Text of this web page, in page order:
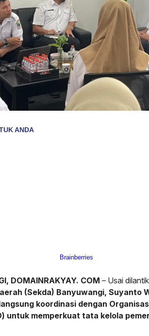
DOMAINRAKYAY. COM – Usai
(Sekda) Banyuwangi, Suyanto
koordinasi dengan
untuk memperkuat tata kelola